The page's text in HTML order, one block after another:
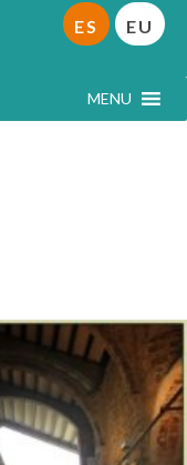
MENU
ES EU